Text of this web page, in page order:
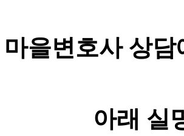
마을변호사 상
아래 실